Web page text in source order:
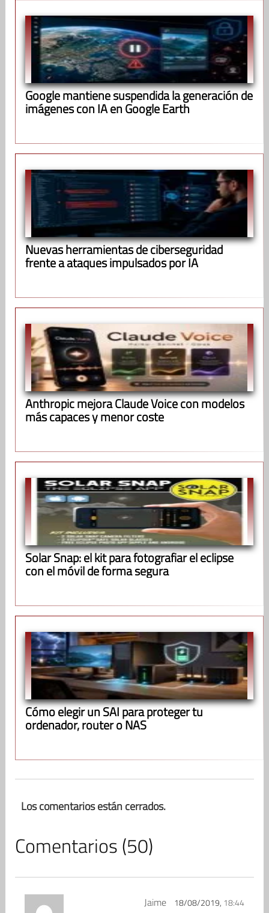
Google mantiene suspendida la generación de
imágenes con IA en Google Earth
Nuevas herramientas de ciberseguridad
frente a ataques impulsados por IA
Anthropic mejora Claude Voice con modelos
más capaces y menor coste
Solar Snap: el kit para fotografiar el eclipse
con el móvil de forma segura
Cómo elegir un SAI para proteger tu
ordenador, router o NAS
Los comentarios están cerrados.
Comentarios (50)
Jaime 18/08/2019, 18:44